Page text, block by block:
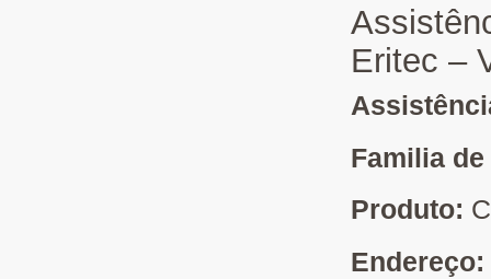
Eritec –
Familia
Produto:
Endereço: